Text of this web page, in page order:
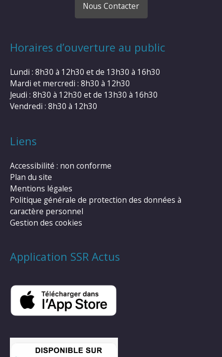
Nous Contacter
Horaires d’ouverture au public
Lundi : 8h30 à 12h30 et de 13h30 à 16h30
Mardi et mercredi : 8h30 à 12h30
Jeudi : 8h30 à 12h30 et de 13h30 à 16h30
Vendredi : 8h30 à 12h30
Liens
Accessibilité : non conforme
Plan du site
Mentions légales
Politique générale de protection des données à
caractère personnel
Gestion des cookies
Application SSR Actus